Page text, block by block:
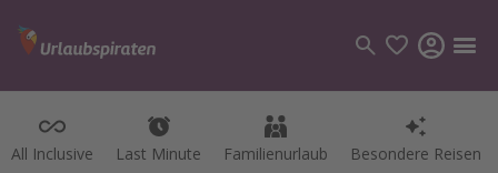
All Inclusive Last Minute Familienurlaub Besondere Reisen
Kategorien